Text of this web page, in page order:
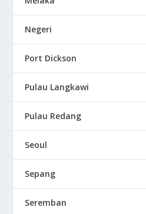
Negeri
Port Dickson
Pulau Langkawi
Pulau Redang
Seoul
Sepang
Seremban